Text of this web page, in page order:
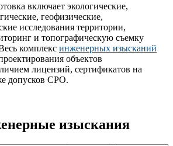
включает экологические,
геофизические,
исследования территории,
и топографическую съемку
комплекс инженерных изысканий
объектов
лицензий, сертификатов на
допусков СРО.
изыскания